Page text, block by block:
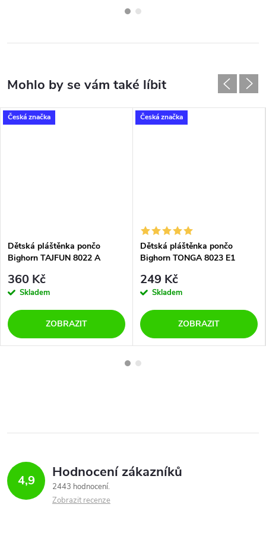
Česká značka
Dětská pláštěnka pončo
Bighorn TAJFUN 8022 A
360 Kč
Skladem
ZOBRAZIT
Česká značka
Dětská pláštěnka pončo
Bighorn TONGA 8023 E1
249 Kč
Skladem
ZOBRAZIT
4,9 Hodnocení zákazníků
2443 hodnocení
Zobrazit recenze